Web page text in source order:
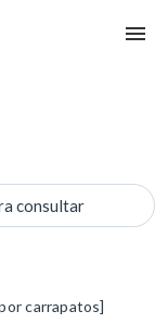
consultar
carrapatos]